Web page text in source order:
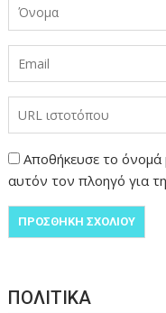
Αποθήκευσε το όνομά
αυτόν τον πλοηγό για
ΠΟΛΙΤΙΚΑ